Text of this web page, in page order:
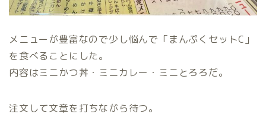
メニューが豊富なので少し悩んで「まんぷくセットC」
を食べることにした。
内容はミニかつ丼・ミニカレー・ミニとろろだ。
注文して文章を打ちながら待つ。